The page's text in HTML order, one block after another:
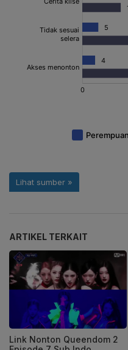
ARTIKEL TERKAIT
Link Nonton Queendom 2